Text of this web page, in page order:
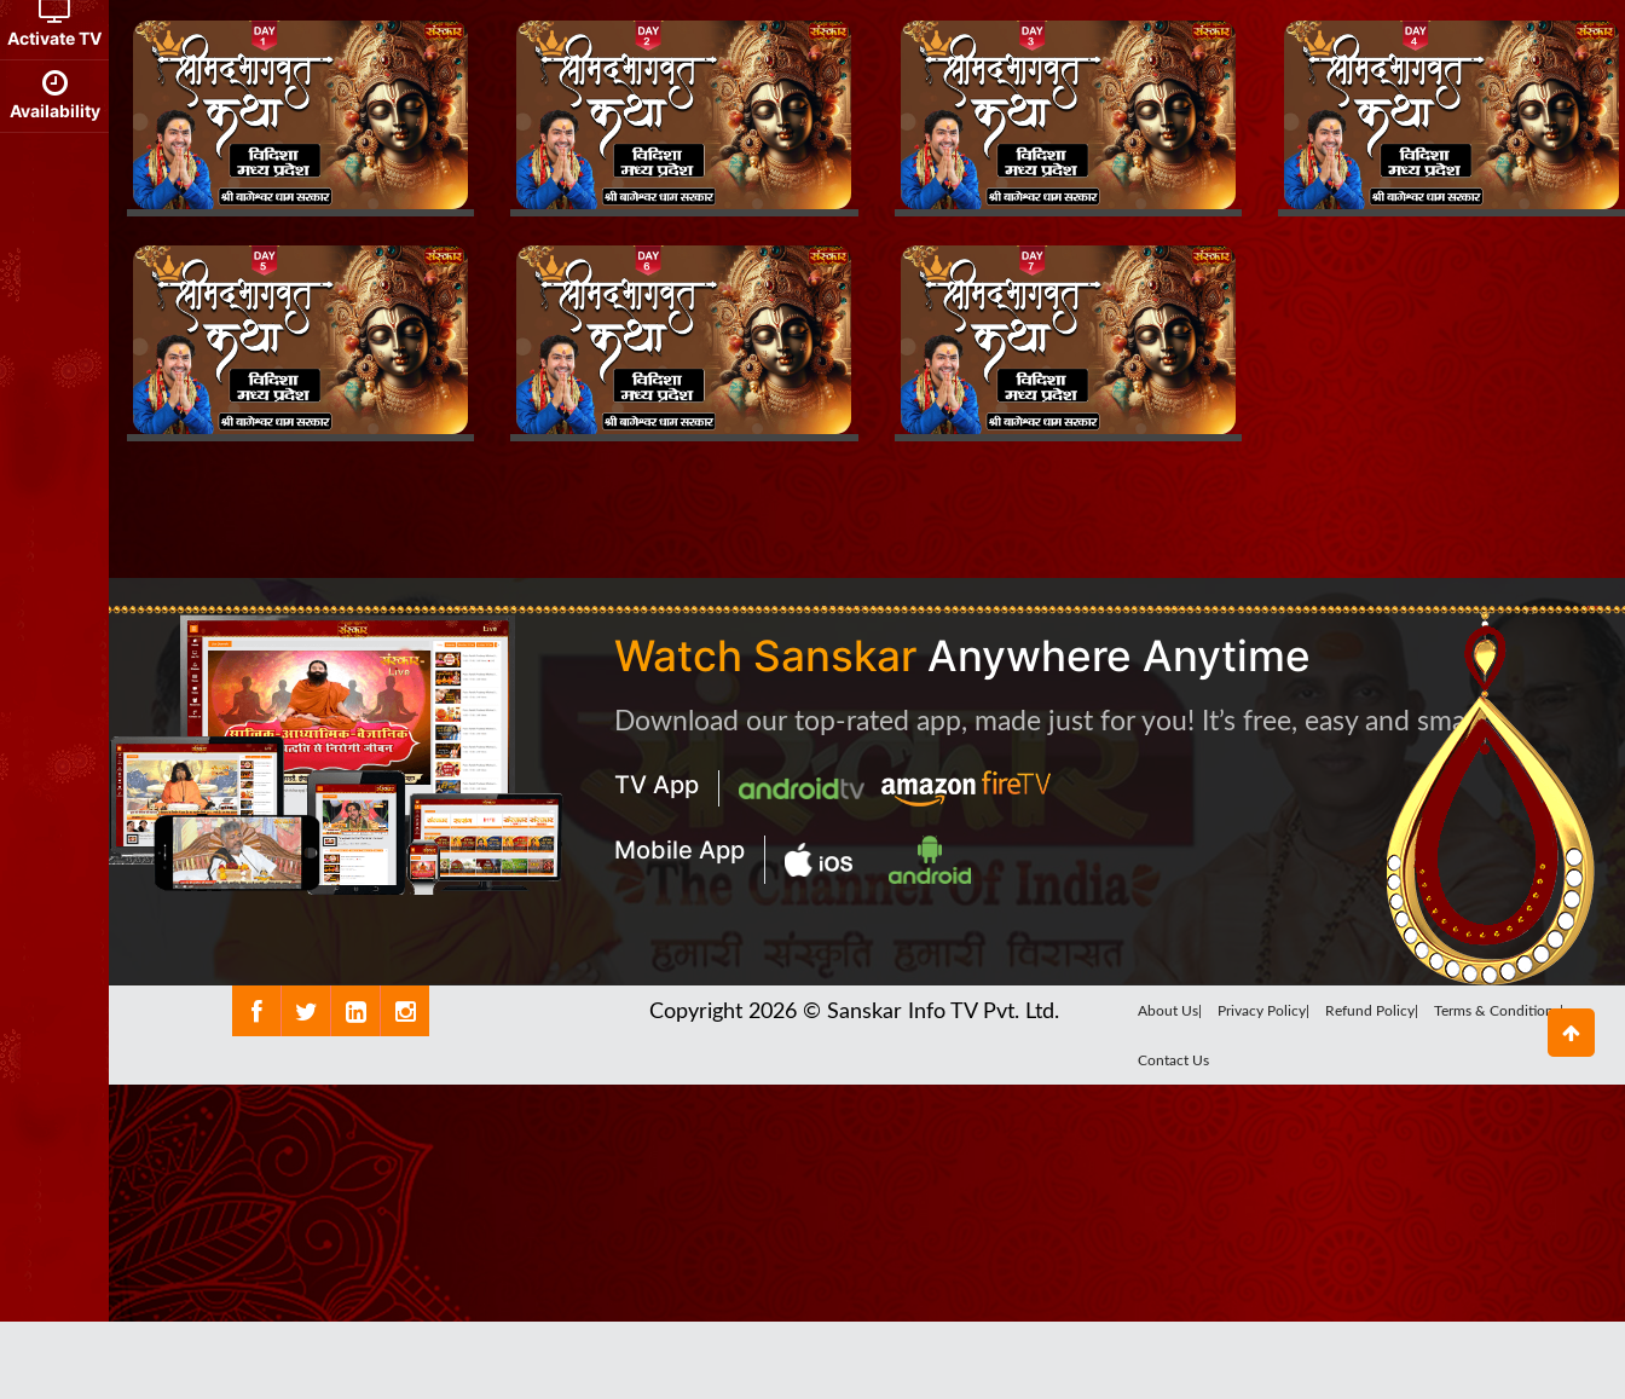
Activate TV
Availability
Watch Sanskar Anywhere Anytime
Download our top-rated app, made just for you! It’s free, easy and smart
TV App
Mobile App
Copyright 2026 © Sanskar Info TV Pvt. Ltd. About Us| Privacy Policy| Refund Policy| Terms & Conditions|
Contact Us